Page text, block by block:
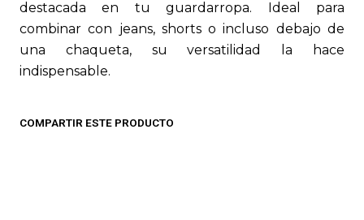
destacada en tu guardarropa. Ideal para
combinar con jeans, shorts o incluso debajo de
una chaqueta, su versatilidad la hace
indispensable.
COMPARTIR ESTE PRODUCTO